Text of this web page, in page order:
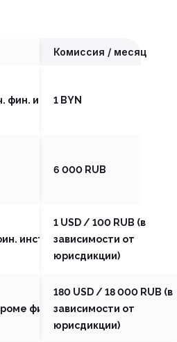
Комиссия / месяц
фин. институты и проф.
1 BYN
6 000 RUB
институты и проф. участники
1 USD / 100 RUB (в
зависимости от
юрисдикции)
фин. институтов и проф.
180 USD / 18 000 RUB (в
зависимости от
юрисдикции)